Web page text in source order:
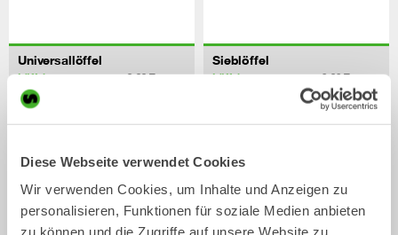
Diese Webseite verwendet Cookies
Wir verwenden Cookies, um Inhalte und Anzeigen zu
personalisieren, Funktionen für soziale Medien anbieten
zu können und die Zugriffe auf unsere Website zu
Universallöffel
Löffel 13-33Tonnen
Sieblöffel
Löffel 2-32Tonnen